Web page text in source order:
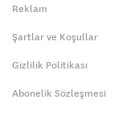
Reklam
Şartlar ve Koşullar
Gizlilik Politikası
Abonelik Sözleşmesi